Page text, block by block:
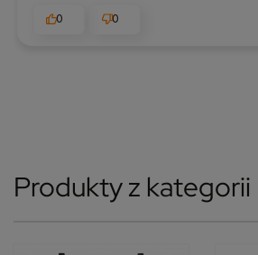
0
0
Produkty z kategorii